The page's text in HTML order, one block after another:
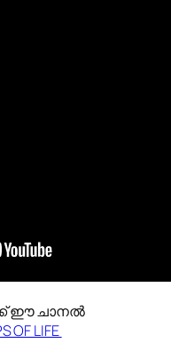
ഈ ചാനൽ
OF LIFE